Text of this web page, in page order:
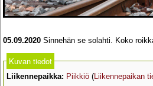
05.09.2020 Sinnehän se solahti. Koko
Kuvan tiedot
Liikennepaikka: Piikkiö (Liikennepaikan